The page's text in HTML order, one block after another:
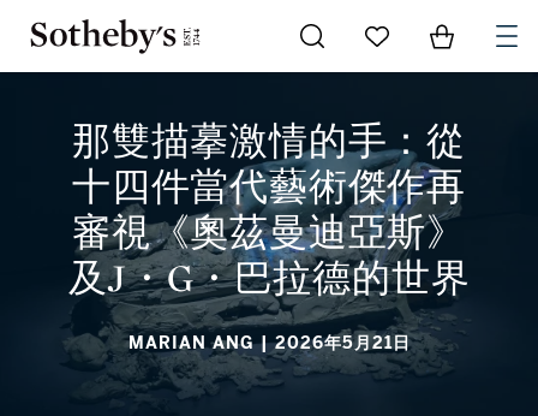
Go to My Favorites
Items in
那雙描摹激情的手：從
十四件當代藝術傑作再
審視《奧茲曼迪亞斯》
及J・G・巴拉德的世界
MARIAN ANG | 2026年5月21日